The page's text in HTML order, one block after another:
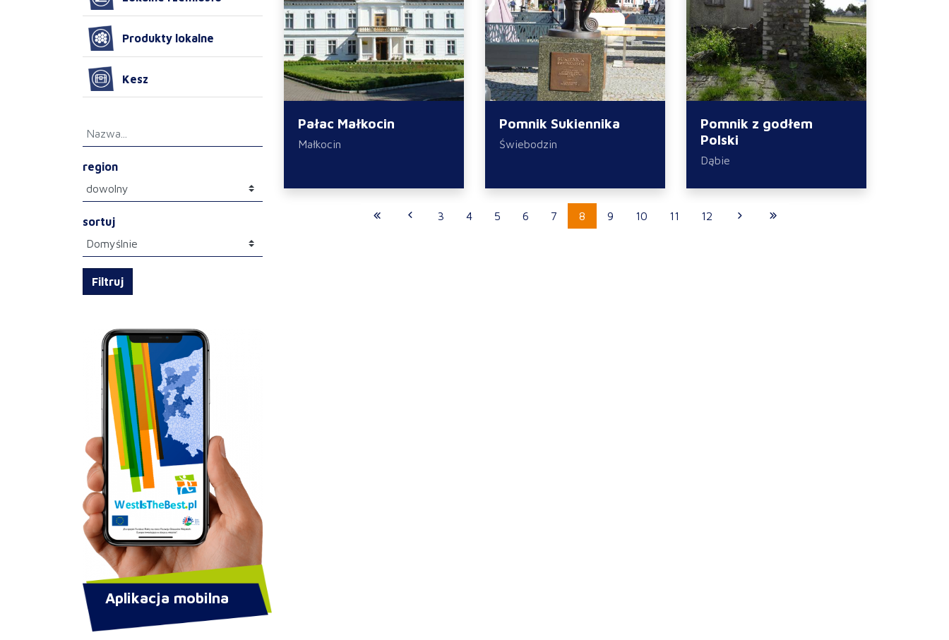
Pałac Małkocin
Małkocin
Pomnik Sukiennika
Świebodzin
Pomnik z godłem
Polski
Dąbie
3 4 5 6 7 8 9 10 11 12
Produkty lokalne
Kesz
region
sortuj
Filtruj
Aplikacja mobilna